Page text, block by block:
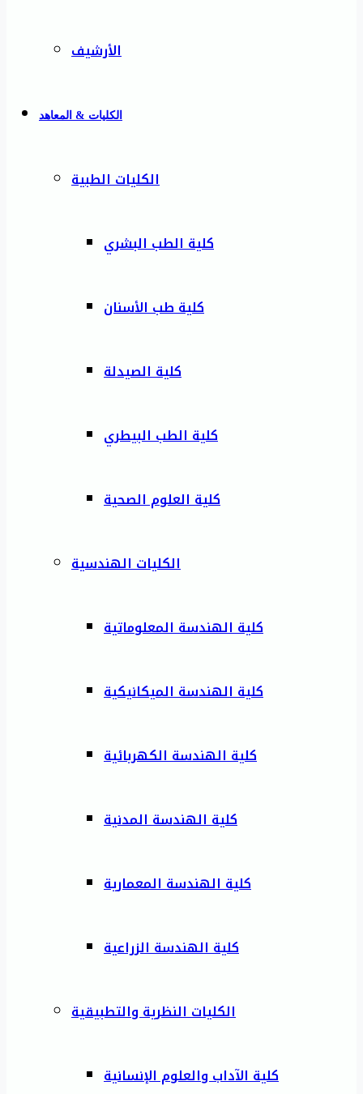
الأرشيف
الكليات & المعاهد
الكليات الطبية
كلية الطب البشري
كلية طب الأسنان
كلية الصيدلة
كلية الطب البيطري
كلية العلوم الصحية
الكليات الهندسية
كلية الهندسة المعلوماتية
كلية الهندسة الميكانيكية
كلية الهندسة الكهربائية
كلية الهندسة المدنية
كلية الهندسة المعمارية
كلية الهندسة الزراعية
الكليات النظرية والتطبيقية
كلية الآداب والعلوم الإنسانية